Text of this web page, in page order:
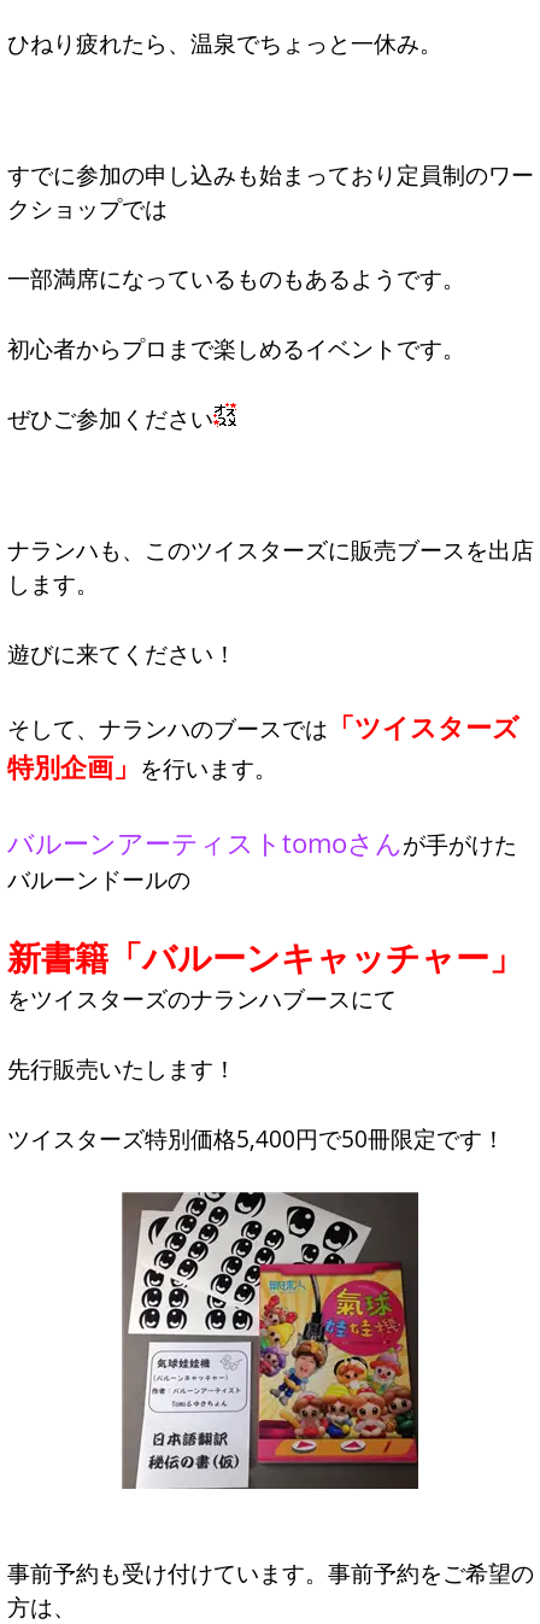
ひねり疲れたら、温泉でちょっと一休み。
すでに参加の申し込みも始まっており定員制のワー
クショップでは
一部満席になっているものもあるようです。
初心者からプロまで楽しめるイベントです。
ぜひご参加ください
ナランハも、このツイスターズに販売ブースを出店
します。
遊びに来てください！
そして、ナランハのブースでは 「ツイスターズ
特別企画」 を行います。
バルーンアーティストtomoさんが手がけた
バルーンドールの
新書籍「バルーンキャッチャー」
をツイスターズのナランハブースにて
先行販売いたします！
ツイスターズ特別価格5,400円で50冊限定です！
事前予約も受け付けています。事前予約をご希望の
方は、